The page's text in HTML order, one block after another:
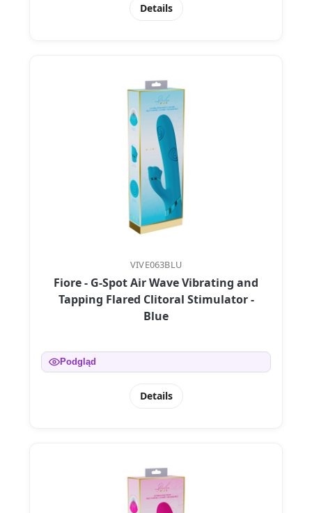
Details
VIVE063BLU
Fiore - G-Spot Air Wave Vibrating and
Tapping Flared Clitoral Stimulator -
Blue
Podgląd
Details